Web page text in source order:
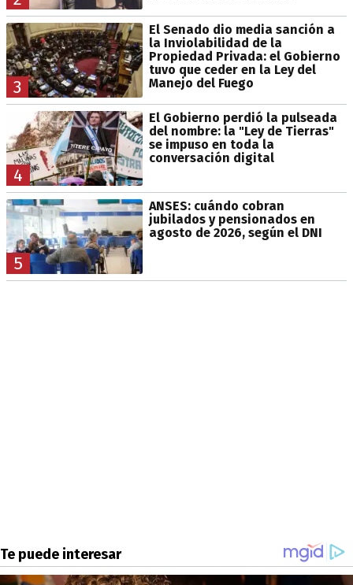
3
El Senado dio media sanción a
la Inviolabilidad de la
Propiedad Privada: el Gobierno
tuvo que ceder en la Ley del
Manejo del Fuego
4
El Gobierno perdió la pulseada
del nombre: la "Ley de Tierras"
se impuso en toda la
conversación digital
5
ANSES: cuándo cobran
jubilados y pensionados en
agosto de 2026, según el DNI